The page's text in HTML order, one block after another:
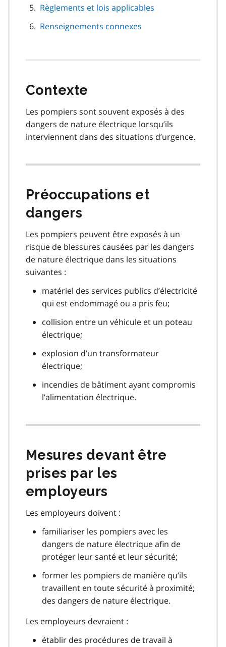
Règlements et lois applicables
Renseignements connexes
Contexte
Les pompiers sont souvent exposés à des
dangers de nature électrique lorsqu’ils
interviennent dans des situations d’urgence.
Préoccupations et
dangers
Les pompiers peuvent être exposés à un
risque de blessures causées par les dangers
de nature électrique dans les situations
suivantes :
matériel des services publics d’électricité
qui est endommagé ou a pris feu;
collision entre un véhicule et un poteau
électrique;
explosion d’un transformateur
électrique;
incendies de bâtiment ayant compromis
l’alimentation électrique.
Mesures devant être
prises par les
employeurs
Les employeurs doivent :
familiariser les pompiers avec les
dangers de nature électrique afin de
protéger leur santé et leur sécurité;
former les pompiers de manière qu’ils
travaillent en toute sécurité à proximité;
des dangers de nature électrique.
Les employeurs devraient :
établir des procédures de travail à